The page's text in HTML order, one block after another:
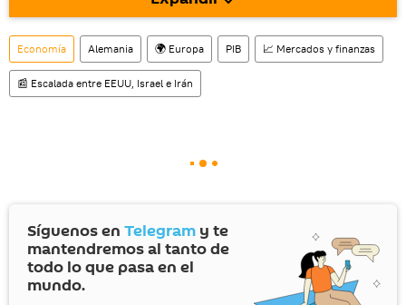
Economía Alemania 🌍 Europa PIB 📈 Mercados y finanzas
📰 Escalada entre EEUU, Israel e Irán
Síguenos en Telegram y te
mantendremos al tanto de
todo lo que pasa en el
mundo.